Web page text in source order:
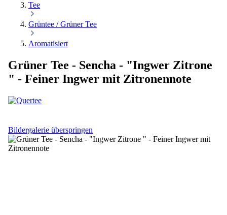
Tee
Grüntee / Grüner Tee
Aromatisiert
Grüner Tee - Sencha - "Ingwer Zitrone
" - Feiner Ingwer mit Zitronennote
Bildergalerie überspringen